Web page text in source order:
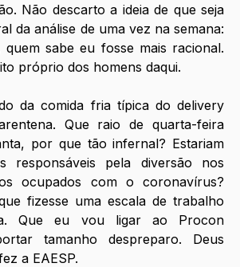
Não descarto a ideia de que seja
da análise de uma vez na semana:
quem sabe eu fosse mais racional.
próprio dos homens daqui.
da comida fria típica do delivery
Que raio de quarta-feira
por que tão infernal? Estariam
responsáveis pela diversão nos
ocupados com o coronavírus?
fizesse uma escala de trabalho
Que eu vou ligar ao Procon
tamanho despreparo. Deus
a EAESP.